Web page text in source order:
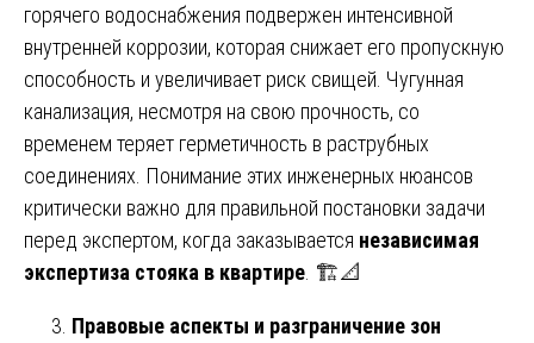
горячего водоснабжения подвержен интенсивной
внутренней коррозии, которая снижает его пропускную
способность и увеличивает риск свищей. Чугунная
канализация, несмотря на свою прочность, со
временем теряет герметичность в раструбных
соединениях. Понимание этих инженерных нюансов
критически важно для правильной постановки задачи
перед экспертом, когда заказывается независимая
экспертиза стояка в квартире . 🏗️📐
Правовые аспекты и разграничение зон